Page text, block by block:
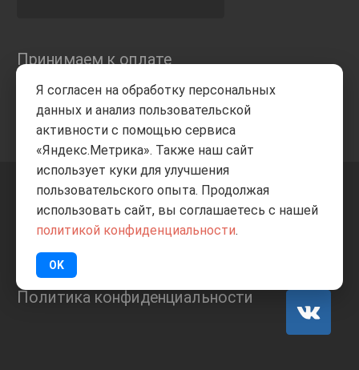
Принимаем к оплате
+7 8332205-805 ВВЕРХ
ИП Баранов А.С. 2026
Политика конфиденциальности
Я согласен на обработку персональных
данных и анализ пользовательской
активности с помощью сервиса
«Яндекс.Метрика». Также наш сайт
использует куки для улучшения
пользовательского опыта. Продолжая
использовать сайт, вы соглашаетесь с нашей
политикой конфиденциальности.
OK